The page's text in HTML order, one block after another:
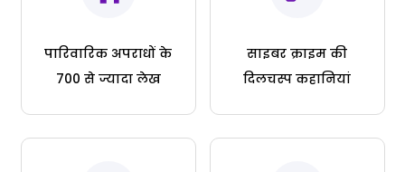
पारिवारिक अपराधों के
700 से ज्यादा लेख
साइबर क्राइम की
दिलचस्प कहानियां